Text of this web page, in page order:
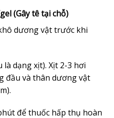
(Gây tê tại chỗ)
dương vật trước khi
là dạng xịt). Xịt 2-3 hơi
đầu và thân dương vật
để thuốc hấp thụ hoàn